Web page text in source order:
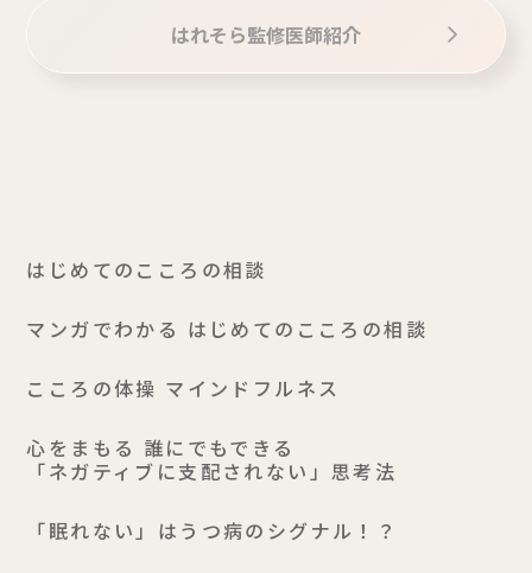
はれそら監修医師紹介
はじめてのこころの相談
マンガでわかる はじめてのこころの相談
こころの体操 マインドフルネス
⼼をまもる 誰にでもできる
「ネガティブに⽀配されない」思考法
「眠れない」はうつ病のシグナル！？